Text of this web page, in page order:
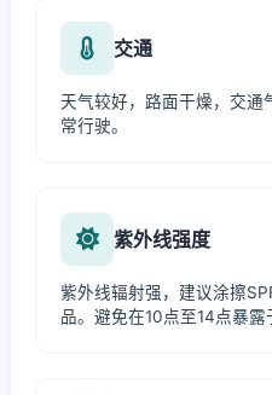
交通
天气较好，路面干燥，交通
常行驶。
紫外线强度
紫外线辐射强，建议涂擦
品。避免在10点至14点暴露